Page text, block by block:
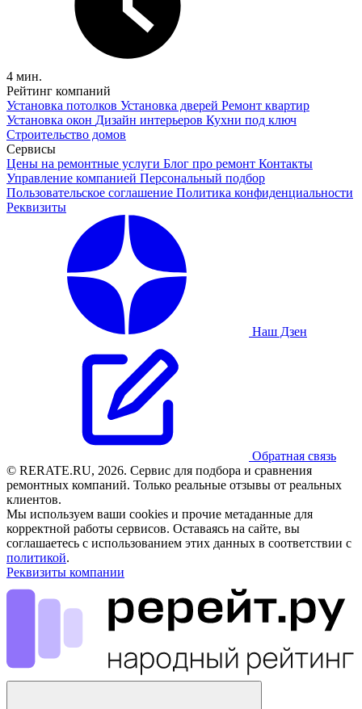
4 мин.
Рейтинг компаний
Установка потолков Установка дверей Ремонт квартир
Установка окон Дизайн интерьеров Кухни под ключ
Строительство домов
Сервисы
Цены на ремонтные услуги Блог про ремонт Контакты
Управление компанией Персональный подбор
Пользовательское соглашение Политика конфиденциальности
Реквизиты
Наш Дзен
Обратная связь
© RERATE.RU, 2026. Сервис для подбора и сравнения
ремонтных компаний. Только реальные отзывы от реальных
клиентов.
Мы используем ваши cookies и прочие метаданные для
корректной работы сервисов. Оставаясь на сайте, вы
соглашаетесь с использованием этих данных в соответствии с
политикой.
Реквизиты компании